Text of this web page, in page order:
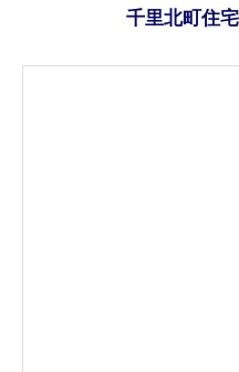
千里北町住